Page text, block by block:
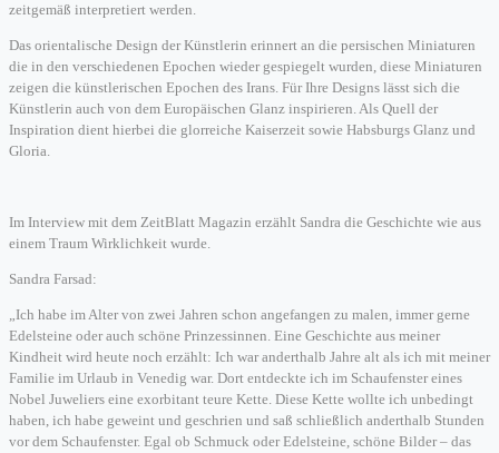
zeitgemäß interpretiert werden.
Das orientalische Design der Künstlerin erinnert an die persischen Miniaturen
die in den verschiedenen Epochen wieder gespiegelt wurden, diese Miniaturen
zeigen die künstlerischen Epochen des Irans. Für Ihre Designs lässt sich die
Künstlerin auch von dem Europäischen Glanz inspirieren. Als Quell der
Inspiration dient hierbei die glorreiche Kaiserzeit sowie Habsburgs Glanz und
Gloria.
Im Interview mit dem ZeitBlatt Magazin erzählt Sandra die Geschichte wie aus
einem Traum Wirklichkeit wurde.
Sandra Farsad:
„Ich habe im Alter von zwei Jahren schon angefangen zu malen, immer gerne
Edelsteine oder auch schöne Prinzessinnen. Eine Geschichte aus meiner
Kindheit wird heute noch erzählt: Ich war anderthalb Jahre alt als ich mit meiner
Familie im Urlaub in Venedig war. Dort entdeckte ich im Schaufenster eines
Nobel Juweliers eine exorbitant teure Kette. Diese Kette wollte ich unbedingt
haben, ich habe geweint und geschrien und saß schließlich anderthalb Stunden
vor dem Schaufenster. Egal ob Schmuck oder Edelsteine, schöne Bilder – das